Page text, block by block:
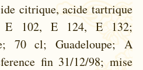
citrique, acide tartrique
E 102, E 124, E 132;
70 cl; Guadeloupe; A
fin 31/12/98; mise